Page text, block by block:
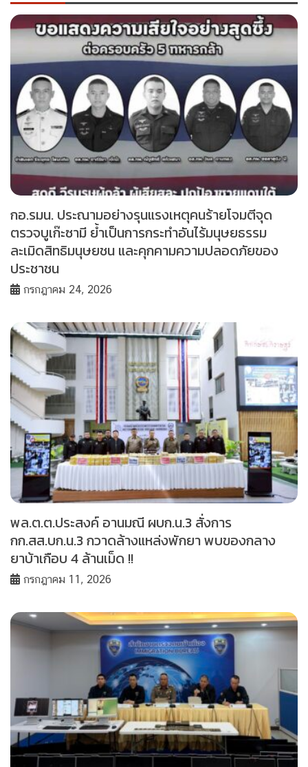
กอ.รมน. ประณามอย่างรุนแรงเหตุคนร้ายโจมตีจุด
ตรวจบูเก๊ะซามี ย้ำเป็นการกระทำอันไร้มนุษยธรรม
ละเมิดสิทธิมนุษยชน และคุกคามความปลอดภัยของ
ประชาชน
กรกฎาคม 24, 2026
พล.ต.ต.ประสงค์ อานมณี ผบก.น.3 สั่งการ
กก.สส.บก.น.3 กวาดล้างแหล่งพักยา พบของกลาง
ยาบ้าเกือบ 4 ล้านเม็ด !!
กรกฎาคม 11, 2026